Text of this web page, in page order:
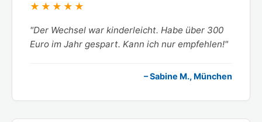
★★★★★
"Der Wechsel war kinderleicht. Habe über 300
Euro im Jahr gespart. Kann ich nur empfehlen!"
– Sabine M., München